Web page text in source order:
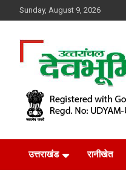
to
Sunday, August 9, 2026
Dev
उत्तराखंड रानीखेत